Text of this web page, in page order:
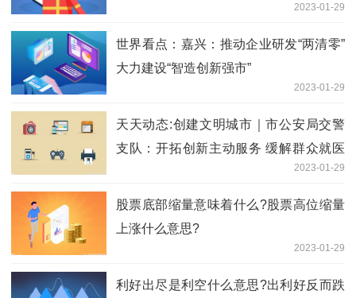
2023-01-29
世界看点：嘉兴：推动企业研发“两清零”
大力建设“智造创新强市”
2023-01-29
天天动态:创建文明城市｜市公安局交警
支队：开拓创新主动服务 缓解群众就医
2023-01-29
股票底部缩量意味着什么?股票高位缩量
上涨什么意思?
2023-01-29
利好出尽是利空什么意思?出利好反而跌